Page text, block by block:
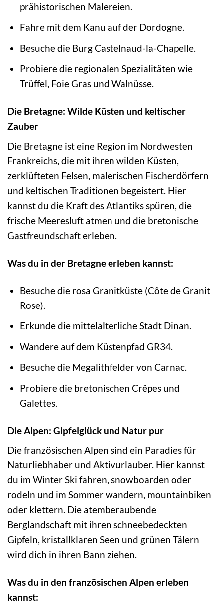
prähistorischen Malereien.
Fahre mit dem Kanu auf der Dordogne.
Besuche die Burg Castelnaud-la-Chapelle.
Probiere die regionalen Spezialitäten wie
Trüffel, Foie Gras und Walnüsse.
Die Bretagne: Wilde Küsten und keltischer
Zauber
Die Bretagne ist eine Region im Nordwesten
Frankreichs, die mit ihren wilden Küsten,
zerklüfteten Felsen, malerischen Fischerdörfern
und keltischen Traditionen begeistert. Hier
kannst du die Kraft des Atlantiks spüren, die
frische Meeresluft atmen und die bretonische
Gastfreundschaft erleben.
Was du in der Bretagne erleben kannst:
Besuche die rosa Granitküste (Côte de Granit
Rose).
Erkunde die mittelalterliche Stadt Dinan.
Wandere auf dem Küstenpfad GR34.
Besuche die Megalithfelder von Carnac.
Probiere die bretonischen Crêpes und
Galettes.
Die Alpen: Gipfelglück und Natur pur
Die französischen Alpen sind ein Paradies für
Naturliebhaber und Aktivurlauber. Hier kannst
du im Winter Ski fahren, snowboarden oder
rodeln und im Sommer wandern, mountainbiken
oder klettern. Die atemberaubende
Berglandschaft mit ihren schneebedeckten
Gipfeln, kristallklaren Seen und grünen Tälern
wird dich in ihren Bann ziehen.
Was du in den französischen Alpen erleben
kannst: